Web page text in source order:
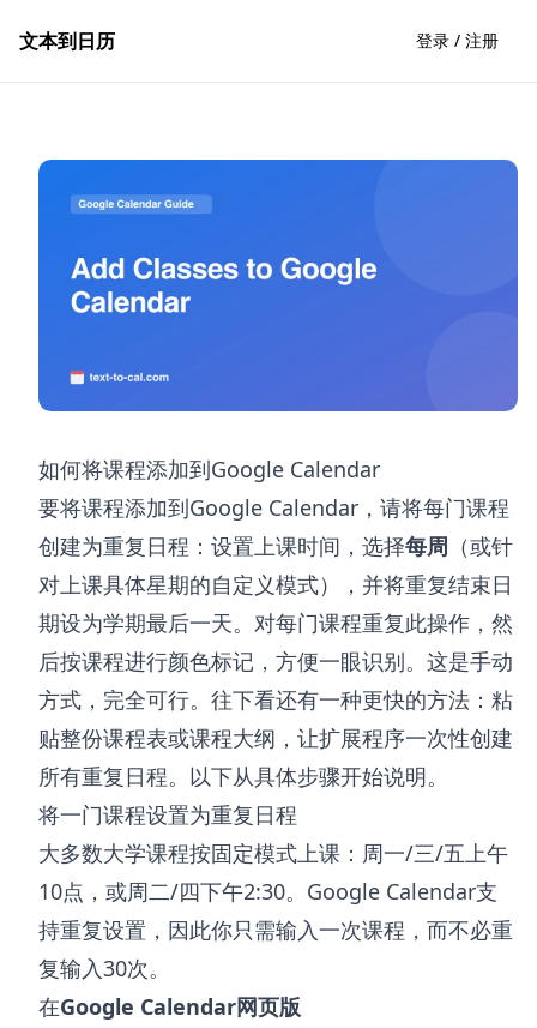
文本到日历 登录 / 注册
如何将课程添加到Google Calendar
要将课程添加到Google Calendar，请将每门课程
创建为重复日程：设置上课时间，选择每周 （或针
对上课具体星期的自定义模式），并将重复结束日
期设为学期最后一天。对每门课程重复此操作，然
后按课程进行颜色标记，方便一眼识别。这是手动
方式，完全可行。往下看还有一种更快的方法：粘
贴整份课程表或课程大纲，让扩展程序一次性创建
所有重复日程。以下从具体步骤开始说明。
将一门课程设置为重复日程
大多数大学课程按固定模式上课：周一/三/五上午
10点，或周二/四下午2:30。Google Calendar支
持重复设置，因此你只需输入一次课程，而不必重
复输入30次。
在Google Calendar网页版